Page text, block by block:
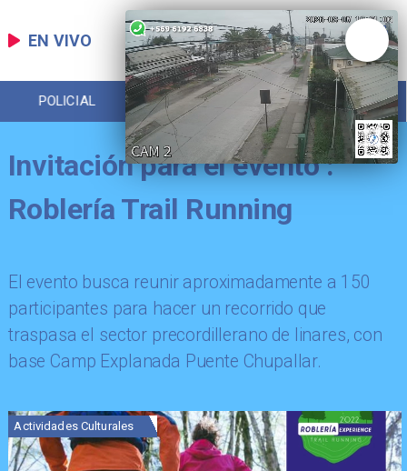
EN VIVO
POLICIAL REGIONAL ECONOMÍA
Invitación para el evento :
Roblería Trail Running
El evento busca reunir aproximadamente a 150
participantes para hacer un recorrido que
traspasa el sector precordillerano de linares, con
base Camp Explanada Puente Chupallar.
Actividades Culturales